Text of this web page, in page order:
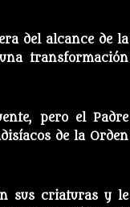
del alcance de la
transformación
pero el Padre
de la Orden
sus criaturas y le